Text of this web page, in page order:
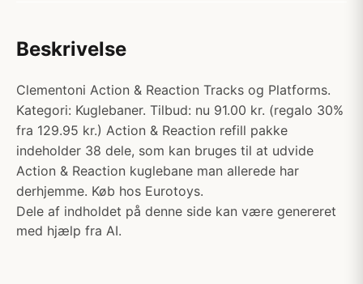
Beskrivelse
Clementoni Action & Reaction Tracks og Platforms.
Kategori: Kuglebaner. Tilbud: nu 91.00 kr. (regalo 30%
fra 129.95 kr.) Action & Reaction refill pakke
indeholder 38 dele, som kan bruges til at udvide
Action & Reaction kuglebane man allerede har
derhjemme. Køb hos Eurotoys.
Dele af indholdet på denne side kan være genereret
med hjælp fra AI.